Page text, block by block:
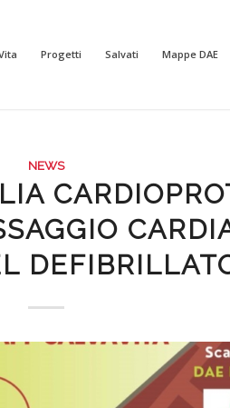
Progetti Salvati Mappe DAE
NEWS